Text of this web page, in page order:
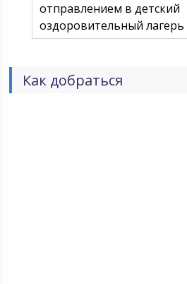
отправлением в детский
оздоровительный лагерь
Как добраться